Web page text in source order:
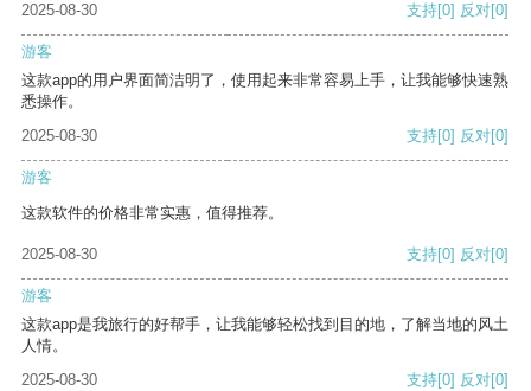
2025-08-30 支持[0] 反对[0]
游客
这款app的用户界面简洁明了，使用起来非常容易上手，让我能够快速熟
悉操作。
2025-08-30
支持[0] 反对[0]
游客
这款软件的价格非常实惠，值得推荐。
2025-08-30 支持[0] 反对[0]
游客
这款app是我旅行的好帮手，让我能够轻松找到目的地，了解当地的风土
人情。
2025-08-30
支持[0] 反对[0]